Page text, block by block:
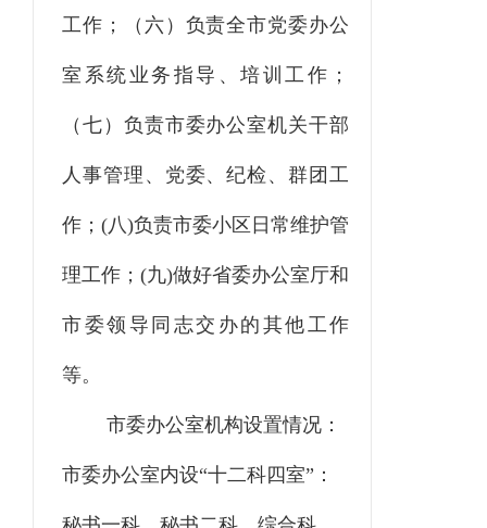
工作；（六）负责全市党委办公
室系统业务指导、培训工作；
（七）负责市委办公室机关干部
人事管理、党委、纪检、群团工
作；(八)负责市委小区日常维护管
理工作；(九)做好省委办公室厅和
市委领导同志交办的其他工作
等。
市委办公室机构设置情况：
市委办公室内设“十二科四室”：